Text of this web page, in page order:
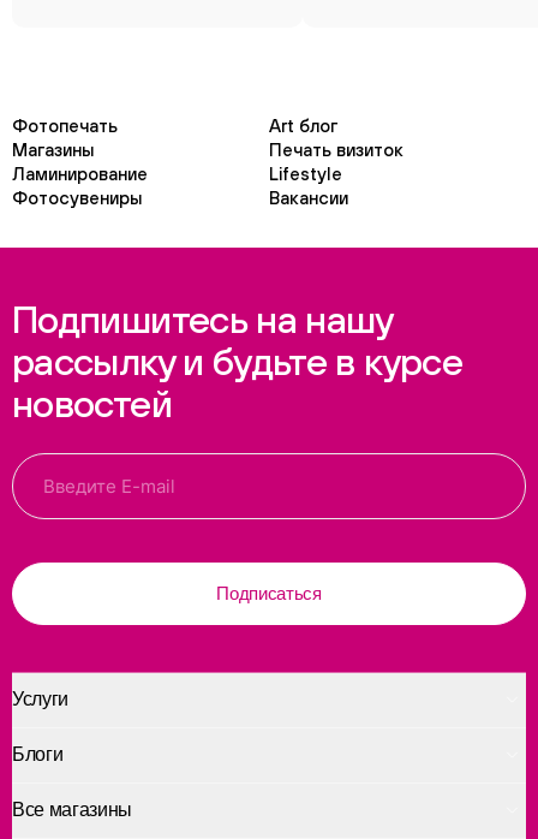
Фотопечать
Art блог
Магазины
Печать визиток
Ламинирование
Lifestyle
Фотосувениры
Вакансии
Подпишитесь на нашу
рассылку и будьте в курсе
новостей
Подписаться
Услуги
Блоги
Все магазины